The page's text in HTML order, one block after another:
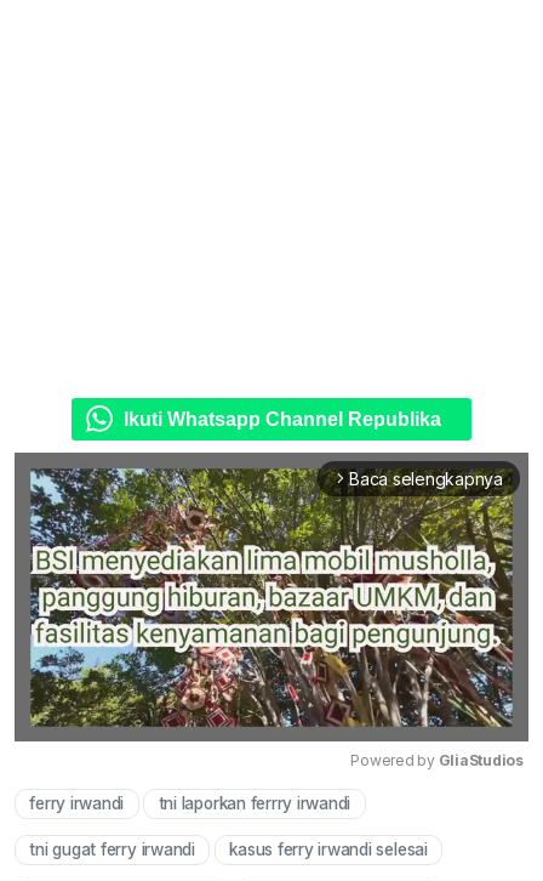
Ikuti Whatsapp Channel Republika
arrow_forward_ios Baca selengkapnya
Powered by GliaStudios
ferry irwandi tni laporkan ferrry irwandi
tni gugat ferry irwandi kasus ferry irwandi selesai